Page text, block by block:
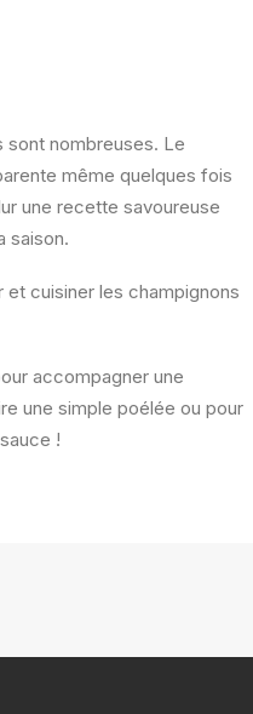
sont nombreuses. Le
même quelques fois
une recette savoureuse
saison.
et cuisiner les champignons
accompagner une
une simple poélée ou pour
!